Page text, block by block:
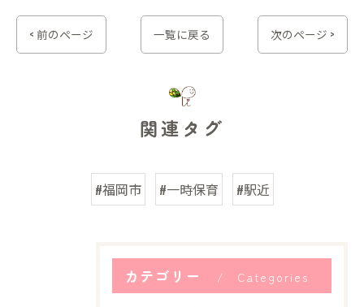
< 前のページ 一覧に戻る 次のページ >
関連タグ
#福岡市 #一時保育 #駅近
カテゴリー Categories